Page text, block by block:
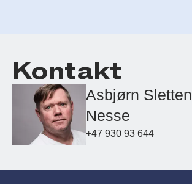
Kontakt
Asbjørn Sletten
Nesse
+47 930 93 644